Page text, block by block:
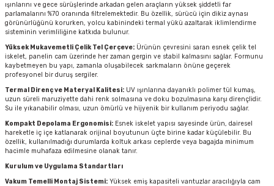
ışınlarını ve gece sürüşlerinde arkadan gelen araçların yüksek şiddetli far
parlamalarını %70 oranında filtrelemektedir. Bu özellik, sürücü için dikiz aynası
görünürlüğünü korurken, yolcu kabinindeki termal yükü azaltarak iklimlendirme
sisteminin verimliliğine katkıda bulunur.
Yüksek Mukavemetli Çelik Tel Çerçeve: Ürünün çevresini saran esnek çelik tel
iskelet, panelin cam üzerinde her zaman gergin ve stabil kalmasını sağlar. Formunu
kaybetmeyen bu yapı, zamanla oluşabilecek sarkmaların önüne geçerek
profesyonel bir duruş sergiler.
Termal Direnç ve Materyal Kalitesi: UV ışınlarına dayanıklı polimer tül kumaş,
uzun süreli maruziyette dahi renk solmasına ve doku bozulmasına karşı dirençlidir.
Su ile yıkanabilir olması, uzun ömürlü ve hijyenik bir kullanım periyodu sağlar.
Kompakt Depolama Ergonomisi: Esnek iskelet yapısı sayesinde ürün, dairesel
hareketle iç içe katlanarak orijinal boyutunun üçte birine kadar küçülebilir. Bu
özellik, kullanılmadığı durumlarda koltuk arkası ceplerde veya bagajda minimum
hacimle muhafaza edilmesine olanak tanır.
Kurulum ve Uygulama Standartları
Vakum Temelli Montaj Sistemi: Yüksek emiş kapasiteli vantuzlar aracılığıyla cam